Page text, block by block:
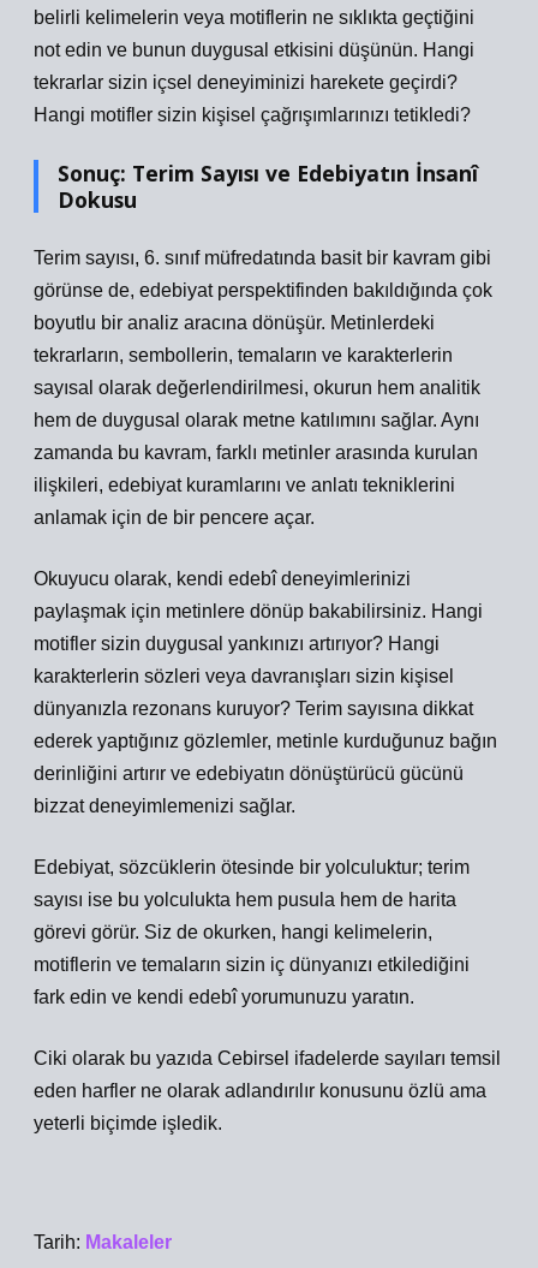
belirli kelimelerin veya motiflerin ne sıklıkta geçtiğini
not edin ve bunun duygusal etkisini düşünün. Hangi
tekrarlar sizin içsel deneyiminizi harekete geçirdi?
Hangi motifler sizin kişisel çağrışımlarınızı tetikledi?
Sonuç: Terim Sayısı ve Edebiyatın İnsanî
Dokusu
Terim sayısı, 6. sınıf müfredatında basit bir kavram gibi
görünse de, edebiyat perspektifinden bakıldığında çok
boyutlu bir analiz aracına dönüşür. Metinlerdeki
tekrarların, sembollerin, temaların ve karakterlerin
sayısal olarak değerlendirilmesi, okurun hem analitik
hem de duygusal olarak metne katılımını sağlar. Aynı
zamanda bu kavram, farklı metinler arasında kurulan
ilişkileri, edebiyat kuramlarını ve anlatı tekniklerini
anlamak için de bir pencere açar.
Okuyucu olarak, kendi edebî deneyimlerinizi
paylaşmak için metinlere dönüp bakabilirsiniz. Hangi
motifler sizin duygusal yankınızı artırıyor? Hangi
karakterlerin sözleri veya davranışları sizin kişisel
dünyanızla rezonans kuruyor? Terim sayısına dikkat
ederek yaptığınız gözlemler, metinle kurduğunuz bağın
derinliğini artırır ve edebiyatın dönüştürücü gücünü
bizzat deneyimlemenizi sağlar.
Edebiyat, sözcüklerin ötesinde bir yolculuktur; terim
sayısı ise bu yolculukta hem pusula hem de harita
görevi görür. Siz de okurken, hangi kelimelerin,
motiflerin ve temaların sizin iç dünyanızı etkilediğini
fark edin ve kendi edebî yorumunuzu yaratın.
Ciki olarak bu yazıda Cebirsel ifadelerde sayıları temsil
eden harfler ne olarak adlandırılır konusunu özlü ama
yeterli biçimde işledik.
Tarih: Makaleler